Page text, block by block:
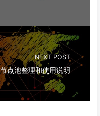
NEXT POST
节点池整理和使用说明